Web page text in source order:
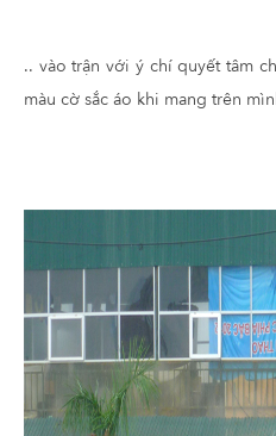
.. vào trận với ý chí quyết tâm
màu cờ sắc áo khi mang trên